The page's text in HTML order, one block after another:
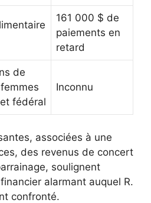
161 000 $ de
paiements en
retard
de
fédéral
Inconnu
associées à une
des revenus de concert
soulignent
alarmant auquel R.
confronté.